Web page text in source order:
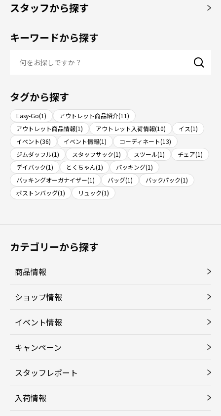
スタッフから探す
キーワードから探す
タグから探す
Easy-Go(1)
アウトレット商品紹介(11)
アウトレット商品情報(1)
アウトレット入荷情報(10)
イス(1)
イベント(36)
イベント情報(1)
コーディネート(13)
ジムダッフル(1)
スタッフサック(1) スツール(1)
チェア(1)
デイパック(1)
とくちゃん(1)
パッキング(1)
パッキングオーガナイザー(1)
バッグ(1)
バックパック(1)
ボストンバッグ(1)
リュック(1)
カテゴリーから探す
商品情報
ショップ情報
イベント情報
キャンペーン
スタッフレポート
入荷情報